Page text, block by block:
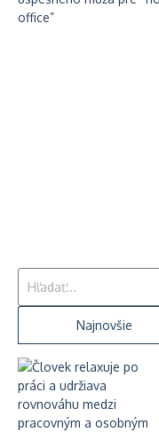
Najnovšie